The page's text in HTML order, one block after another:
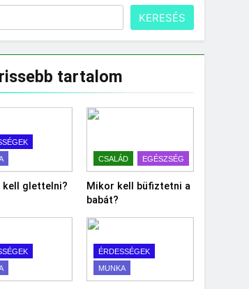
KERESÉS
tartalom
kell glettelni?
CSALÁD EGÉSZSÉG
Mikor kell büfiztetni a
babát?
ÉRDESSÉGEK
MUNKA